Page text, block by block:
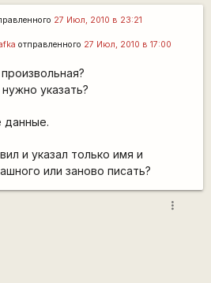
27 Июл, 2010 в 23:21
отправленного 27 Июл, 2010 в 17:00
указать?
данные.
и указал только имя и
или заново писать?
more_vert